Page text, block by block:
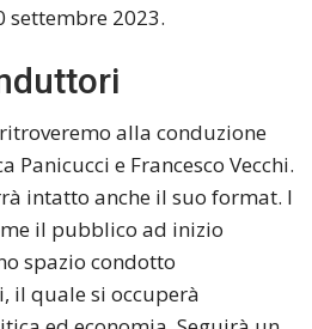
settembre 2023.
alla conduzione
Panicucci e Francesco Vecchi.
intatto anche il suo format. I
il pubblico ad inizio
spazio condotto
il quale si occuperà